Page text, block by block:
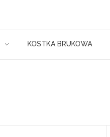
KOSTKA BRUKOWA